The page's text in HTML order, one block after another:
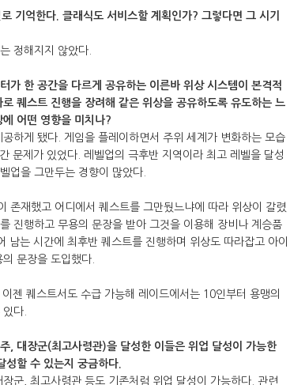
기억한다. 클래식도 서비스할 계획인가? 그렇다면 그 시기
정해지지 않았다.
가 한 공간을 다르게 공유하는 이른바 위상 시스템이 본격적
퀘스트 진행을 장려해 같은 위상을 공유하도록 유도하는 느
어떤 영향을 미치나?
하게 됐다. 게임을 플레이하면서 주위 세계가 변화하는 모습
문제가 있었다. 레벨업의 극후반 지역이라 최고 레벨을 달성
업을 그만두는 경향이 많았다.
존재했고 어디에서 퀘스트를 그만뒀느냐에 따라 위상이 갈렸
진행하고 무용의 문장을 받아 그것을 이용해 장비나 계승품
는 시간에 최후반 퀘스트를 진행하며 위상도 따라잡고 아이
문장을 도입했다.
젠 퀘스트서도 수급 가능해 레이드에서는 10인부터 용맹의
다.
, 대장군(최고사령관)을 달성한 이들은 위업 달성이 가능한
할 수 있는지 궁금하다.
군, 최고사령관 등도 기존처럼 위업 달성이 가능하다. 관련